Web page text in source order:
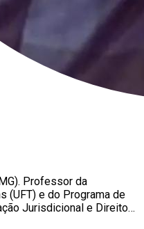
Professor da
(UFT) e do Programa de
Jurisdicional e Direitos